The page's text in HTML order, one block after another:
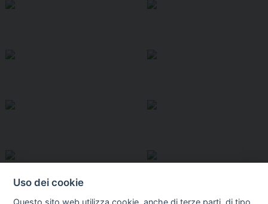
Uso dei cookie
Questo sito web utilizza cookie, anche di terze parti, di tipo